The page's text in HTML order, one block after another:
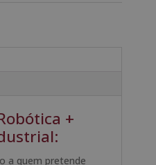
+
a quem pretende